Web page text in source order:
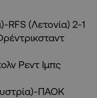
RFS (Λετονία) 2-1
Ρεντ Ιμπς
ΠΑΟΚ